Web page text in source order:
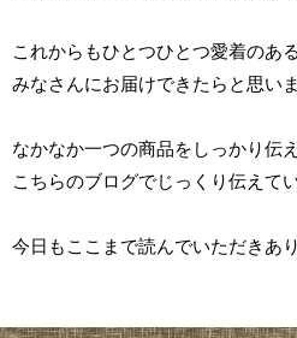
これからもひとつひとつ愛着のあ
みなさんにお届けできたらと思いま
なかなか一つの商品をしっかり伝
こちらのブログでじっくり伝えて
今日もここまで読んでいただきあ